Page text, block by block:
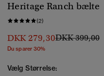
Heritage Ranch bælte
(2)
DKK 279,30Pris nedsat fra
DKK 399,00til
Du sparer 30%
Vælg Størrelse: